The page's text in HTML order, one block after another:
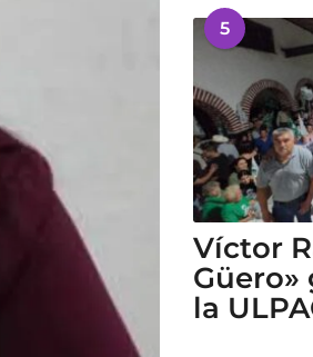
5
Víctor
Güero»
la